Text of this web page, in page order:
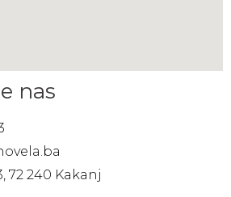
nas
72 240 Kakanj